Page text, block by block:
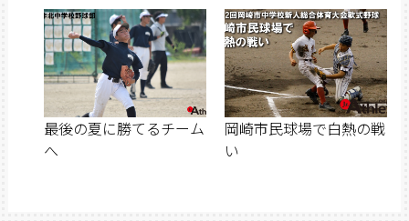
最後の夏に勝てるチーム
へ
岡崎市民球場で白熱の戦
い